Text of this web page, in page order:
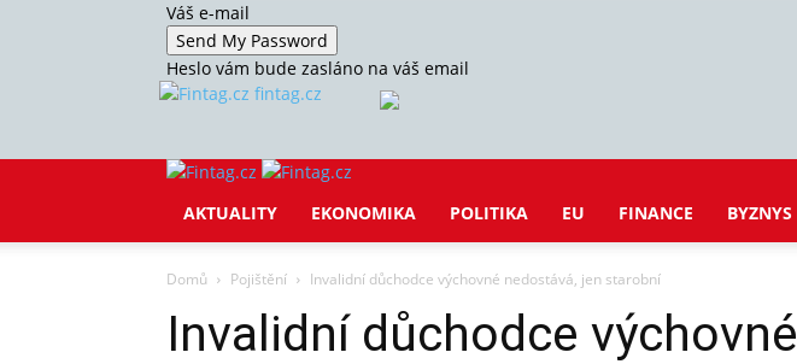
Váš e-mail
Heslo vám bude zasláno na váš email
fintag.cz
AKTUALITY EKONOMIKA POLITIKA EU FINANCE BYZNYS
Domů Pojištění Invalidní důchodce výchovné nedostává, jen starobní
Invalidní důchodce výchovné